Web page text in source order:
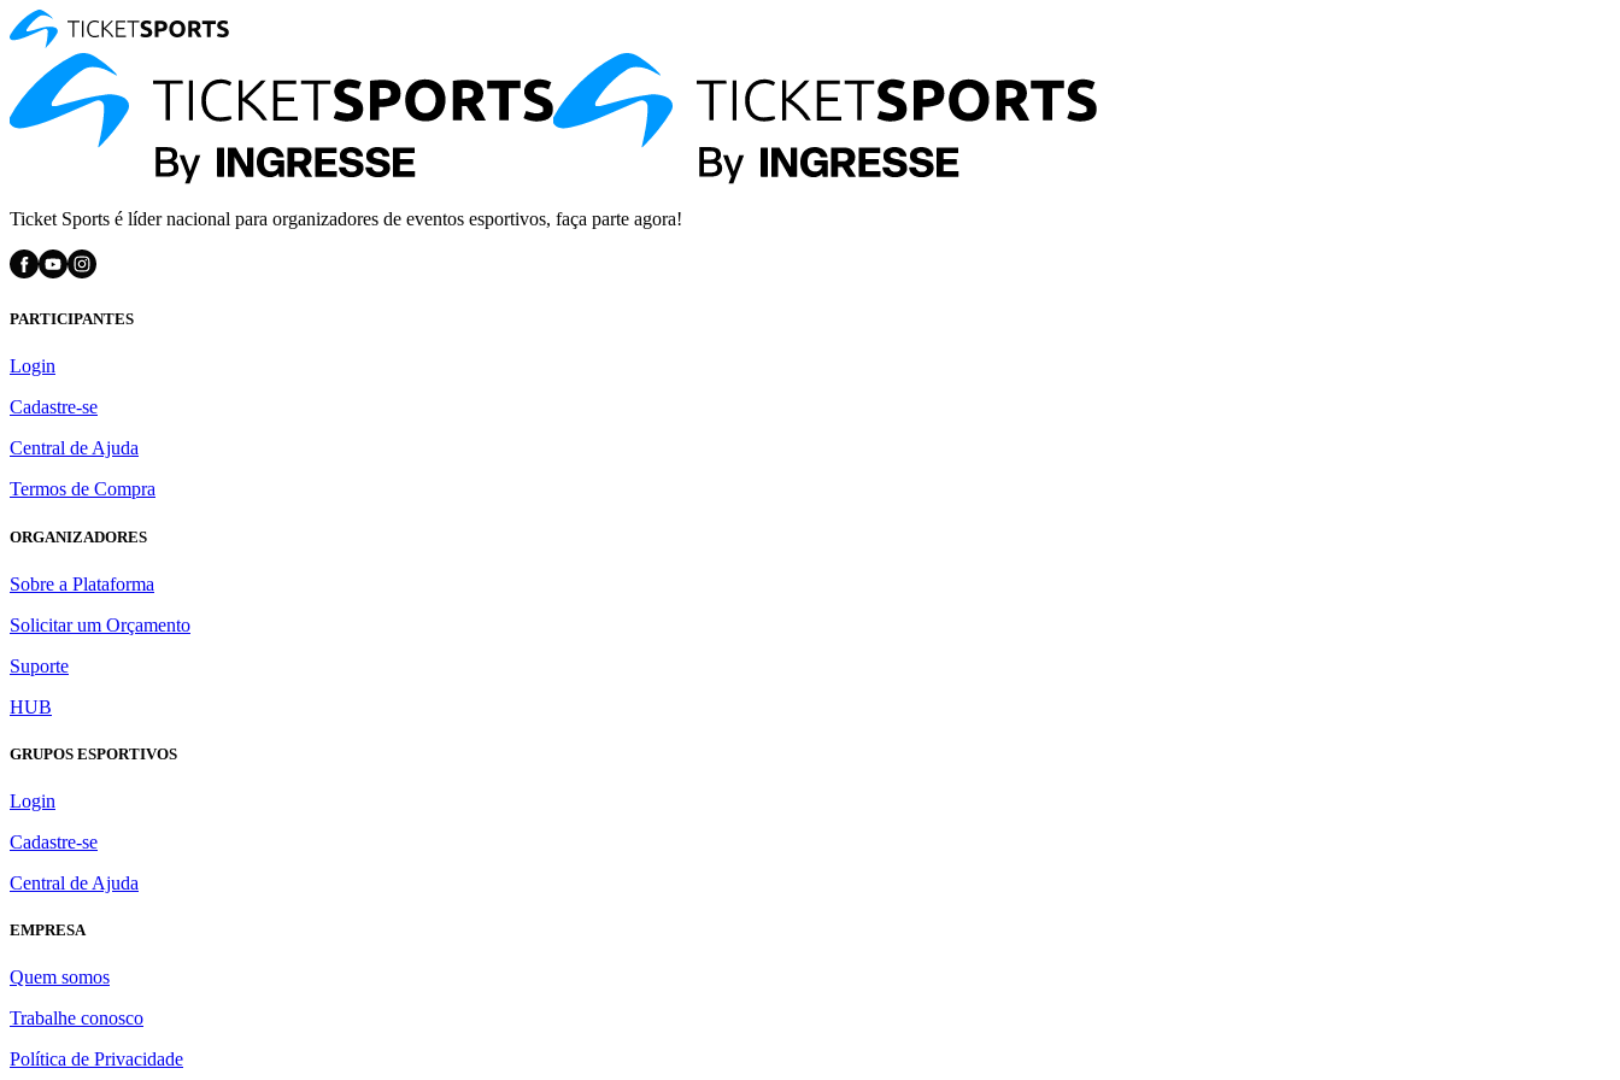
Ticket Sports é líder nacional para organizadores de eventos esportivos, faça parte agora!
PARTICIPANTES
Login
Cadastre-se
Central de Ajuda
Termos de Compra
ORGANIZADORES
Sobre a Plataforma
Solicitar um Orçamento
Suporte
HUB
GRUPOS ESPORTIVOS
Login
Cadastre-se
Central de Ajuda
EMPRESA
Quem somos
Trabalhe conosco
Política de Privacidade